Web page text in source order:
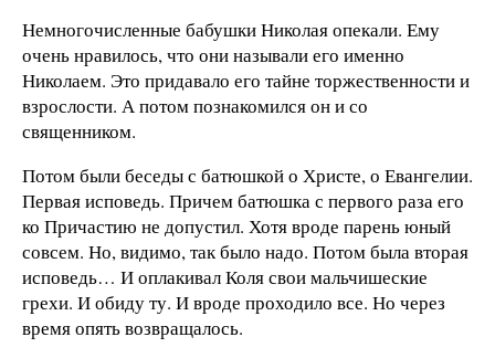
Немногочисленные бабушки Николая опекали. Ему
очень нравилось, что они называли его именно
Николаем. Это придавало его тайне торжественности и
взрослости. А потом познакомился он и со
священником.
Потом были беседы с батюшкой о Христе, о Евангелии.
Первая исповедь. Причем батюшка с первого раза его
ко Причастию не допустил. Хотя вроде парень юный
совсем. Но, видимо, так было надо. Потом была вторая
исповедь… И оплакивал Коля свои мальчишеские
грехи. И обиду ту. И вроде проходило все. Но через
время опять возвращалось.